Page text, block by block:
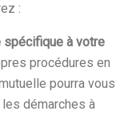
:
spécifique à votre
procédures en
pourra vous
démarches à